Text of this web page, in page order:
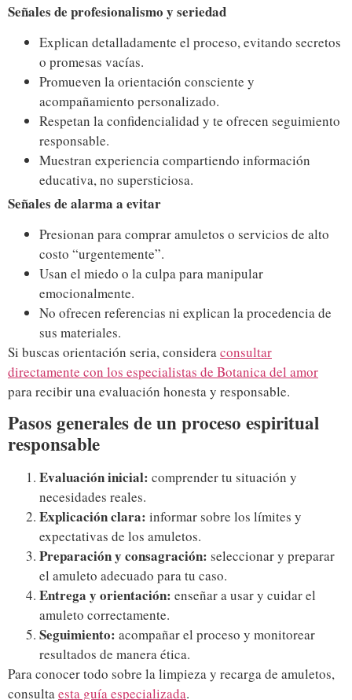
Señales de profesionalismo y seriedad
Explican detalladamente el proceso, evitando secretos
o promesas vacías.
Promueven la orientación consciente y
acompañamiento personalizado.
Respetan la confidencialidad y te ofrecen seguimiento
responsable.
Muestran experiencia compartiendo información
educativa, no supersticiosa.
Señales de alarma a evitar
Presionan para comprar amuletos o servicios de alto
costo “urgentemente”.
Usan el miedo o la culpa para manipular
emocionalmente.
No ofrecen referencias ni explican la procedencia de
sus materiales.
Si buscas orientación seria, consideraconsultar
directamente con los especialistas de Botanica del amor
para recibir una evaluación honesta y responsable.
Pasos generales de un proceso espiritual
responsable
Evaluación inicial: comprender tu situación y
necesidades reales.
Explicación clara: informar sobre los límites y
expectativas de los amuletos.
Preparación y consagración: seleccionar y preparar
el amuleto adecuado para tu caso.
Entrega y orientación: enseñar a usar y cuidar el
amuleto correctamente.
Seguimiento: acompañar el proceso y monitorear
resultados de manera ética.
Para conocer todo sobre la limpieza y recarga de amuletos,
consultaesta guía especializada.